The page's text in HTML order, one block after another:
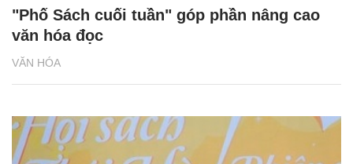
VĂN HÓA
"Phố Sách cuối tuần" góp phần nâng cao
văn hóa đọc